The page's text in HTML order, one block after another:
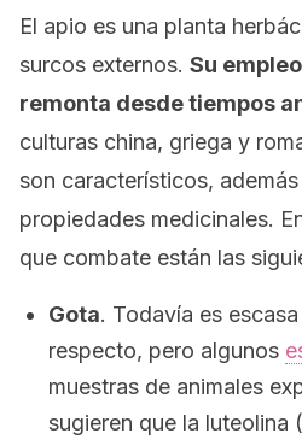
El apio es una planta
surcos externos. Su
remonta desde tiempos
culturas china, griega y
son característicos,
propiedades medicinales.
que combate están las
Gota. Todavía es
respecto, pero algunos
muestras de animales
sugieren que la luteolina